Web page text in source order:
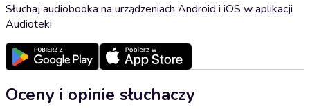
Słuchaj audiobooka na urządzeniach Android i iOS w aplikacji
Audioteki
Oceny i opinie słuchaczy